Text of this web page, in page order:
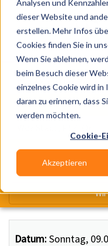
Analysen und
dieser Website und
erstellen. Mehr Infos
Cookies finden Sie in
Wenn Sie ablehnen,
beim Besuch dieser
einzelnes Cookie wird
daran zu erinnern, dass
werden möchten.
Cookie-
Akzeptieren
Datum:Sonntag,